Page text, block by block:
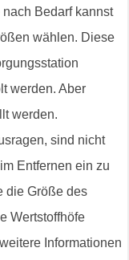
Bedarf kannst
wählen. Diese
werden. Aber
werden.
sind nicht
Entfernen ein zu
die Größe des
Wertstoffhöfe
Informationen